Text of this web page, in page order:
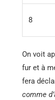
8
On voit
fur et à
fera
comme